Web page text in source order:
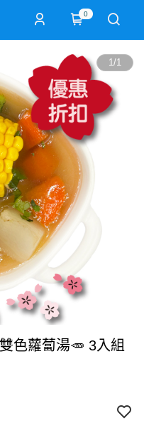
0
1/1
果玉米雙色蘿蔔湯🥕 3入組